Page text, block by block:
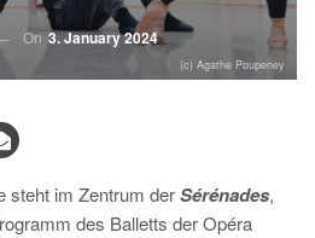
On3. January 2024
(c) Agathe Poupeney
steht im Zentrum derSérénades,
des Balletts der Opéra